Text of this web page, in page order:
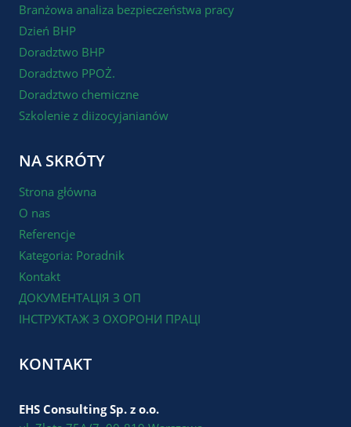
Branżowa analiza bezpieczeństwa pracy
Dzień BHP
Doradztwo BHP
Doradztwo PPOŻ.
Doradztwo chemiczne
Szkolenie z diizocyjanianów
NA SKRÓTY
Strona główna
O nas
Referencje
Kategoria: Poradnik
Kontakt
ДОКУМЕНТАЦІЯ З ОП
ІНСТРУКТАЖ З ОХОРОНИ ПРАЦІ
KONTAKT
EHS Consulting Sp. z o.o.